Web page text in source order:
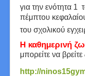
για την ενότητα 1
πέμπτου
του σχολικού
Η καθημερινή
μπορείτε να βρείτε
http://